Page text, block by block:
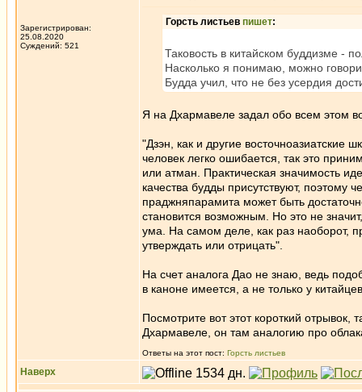
Зарегистрирован:
25.08.2020
Суждений: 521
Горсть листьев пишет:
Таковость в китайском буддизме -
Насколько я понимаю, можно
Будда учил, что не без усердия
Я на Дхармавеле задал обо всем этом
"Дзэн, как и другие восточноазиатские
человек легко ошибается, так это
или атман. Практическая значимость
качества будды присутствуют, поэтому
праджняпарамита может быть
становится возможным. Но это не
ума. На самом деле, как раз наоборот,
утверждать или отрицать".
На счет аналога Дао не знаю, ведь
в каноне имеется, а не только у
Посмотрите вот этот короткий отрывок,
Дхармавеле, он там аналогию про
Ответы на этот пост: Горсть листьев
Наверх